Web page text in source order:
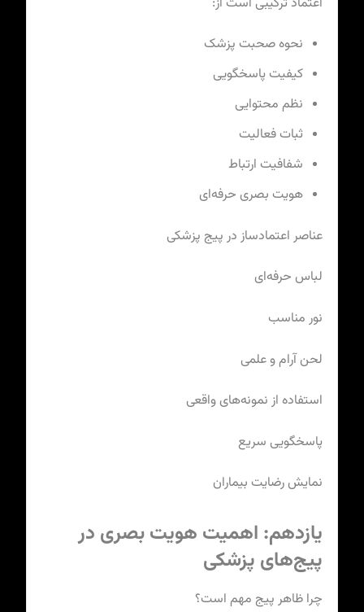
نحوه صحبت پزشک
کیفیت پاسخگویی
نظم محتوایی
ثبات فعالیت
شفافیت ارتباط
هویت بصری حرفه‌ای
عناصر اعتمادساز در پیج پزشکی
لباس حرفه‌ای
نور مناسب
لحن آرام و علمی
استفاده از نمونه‌های واقعی
پاسخگویی سریع
نمایش رضایت بیماران
یازدهم: اهمیت هویت بصری در
پیج‌های پزشکی
چرا ظاهر پیج مهم است؟